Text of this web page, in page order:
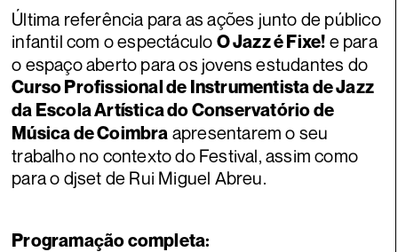
Última referência para as ações junto de público
infantil com o espectáculo O Jazz é Fixe! e para
o espaço aberto para os jovens estudantes do
Curso Profissional de Instrumentista de Jazz
da Escola Artística do Conservatório de
Música de Coimbra apresentarem o seu
trabalho no contexto do Festival, assim como
para o djset de Rui Miguel Abreu.
Programação completa: